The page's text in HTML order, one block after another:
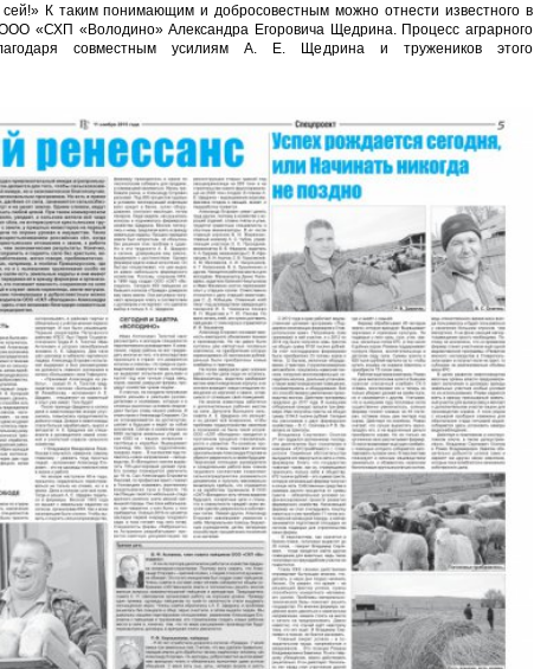
К таким понимающим и добросовестным можно отнести известного в
«СХП «Володино» Александра Егоровича Щедрина. Процесс аграрного
совместным усилиям А. Е. Щедрина и тружеников этого